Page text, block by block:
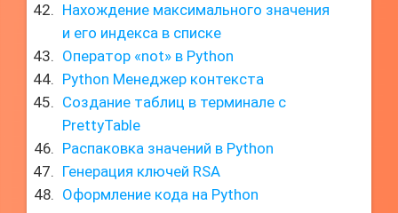
Нахождение максимального значения
и его индекса в списке
Оператор «not» в Python
Python Менеджер контекста
Создание таблиц в терминале с
PrettyTable
Распаковка значений в Python
Генерация ключей RSA
Оформление кода на Python